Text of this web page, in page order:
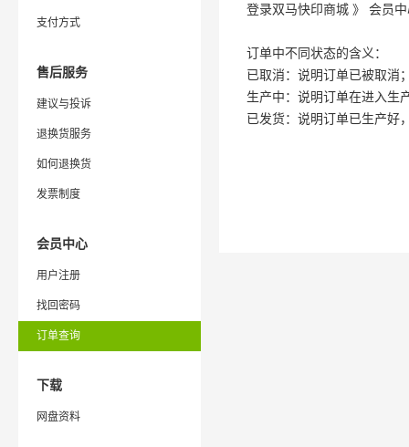
支付方式
售后服务
建议与投诉
退换货服务
如何退换货
发票制度
会员中心
用户注册
找回密码
订单查询
下载
网盘资料
登录双马快印商城 》 会员
订单中不同状态的含义：
已取消：说明订单已被取消
生产中：说明订单在进入生
已发货：说明订单已生产好